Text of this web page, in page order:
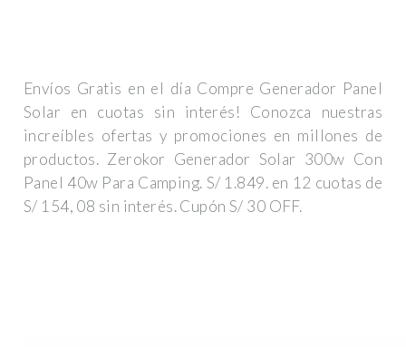
Envíos Gratis en el día Compre Generador Panel
Solar en cuotas sin interés! Conozca nuestras
increíbles ofertas y promociones en millones de
productos. Zerokor Generador Solar 300w Con
Panel 40w Para Camping. S/ 1.849. en 12 cuotas de
S/ 154, 08 sin interés. Cupón S/ 30 OFF.